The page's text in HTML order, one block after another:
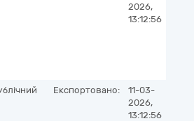
2026,
13:12:56
Експортовано:
11-03-
2026,
13:12:56